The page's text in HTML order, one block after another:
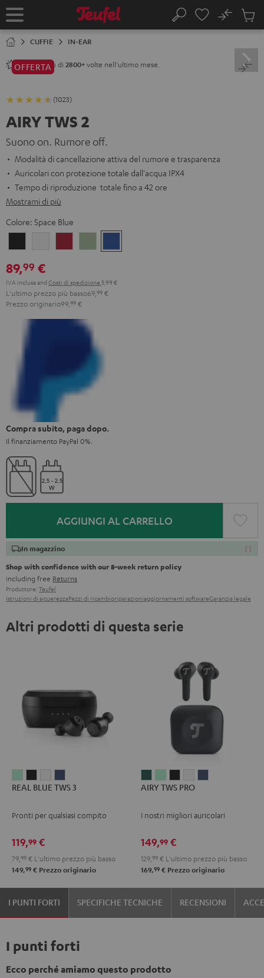
AL
Pagina
Cerca
No
CUFFIE IN-EAR
Venduto più di 2800+ volte nell'ultimo mese.
OFFERTA
(1023)
AIRY TWS 2
Suono on. Rumore off.
Modalità di cancellazione attiva del rumore e trasparenza
Auricolari con protezione totale dall'acqua IPX4
Tempo di riproduzione totale fino a 42 ore
Mostrami di più
Colore: Space Blue
White
Red
GreenBlue
89,99 €
IVA inclusa and Costi di spedizione 5,99 €
L'ultimo prezzo più basso69, 99 €
Prezzo originario99, 99 €
Compra subito, paga dopo.
Il finanziamento PayPal 0%.
AGGIUNGI AL CARRELLO
In magazzino
Shop with confidence with our 8-week return policy
including free Returns
Produttore: Teufel
Istruzioni di sicuerezzaPezzi di ricambioriparazioniaggiornamenti softwareGaranzia legale
Altri prodotti di questa serie
BLUE
3
Green
BLUE
3
Black
BLUE
3
BLUE
3
REAL BLUE TWS 3
Pronti per qualsiasi compito
119,99 €
79, 99 € L'ultimo prezzo più basso
149,99 € Prezzo originario
TWS
Cosmic
TWS
Misty
TWS
Night
TWS
Argento
Steel
AIRY TWS PRO
I nostri migliori auricolari
149,99 €
129, 99 € L'ultimo prezzo più basso
169,99 € Prezzo originario
I PUNTI FORTI SPECIFICHE TECNICHE RECENSIONI
I punti forti
Ecco perché amiamo questo prodotto